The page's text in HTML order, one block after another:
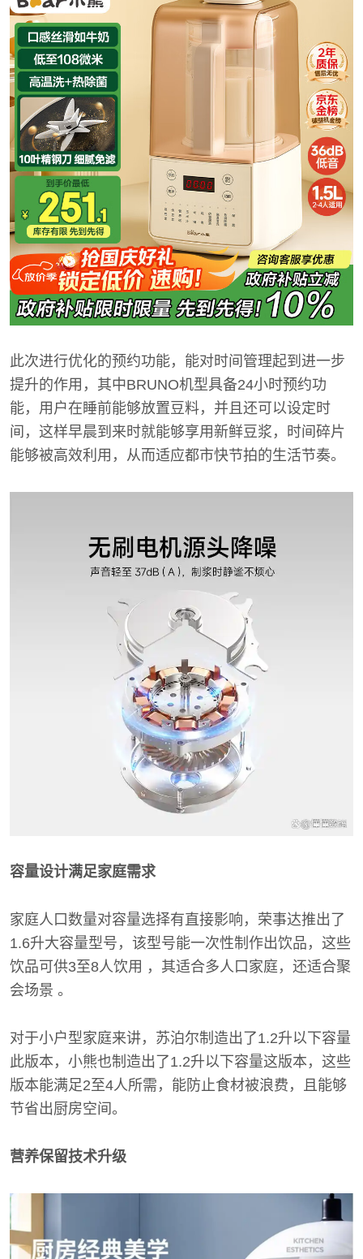
此次进行优化的预约功能，能对时间管理起到进一步
提升的作用，其中BRUNO机型具备24小时预约功
能，用户在睡前能够放置豆料，并且还可以设定时
间，这样早晨到来时就能够享用新鲜豆浆，时间碎片
能够被高效利用，从而适应都市快节拍的生活节奏。
容量设计满足家庭需求
家庭人口数量对容量选择有直接影响，荣事达推出了
1.6升大容量型号，该型号能一次性制作出饮品，这些
饮品可供3至8人饮用 ，其适合多人口家庭，还适合聚
会场景 。
对于小户型家庭来讲，苏泊尔制造出了1.2升以下容量
此版本，小熊也制造出了1.2升以下容量这版本，这些
版本能满足2至4人所需，能防止食材被浪费，且能够
节省出厨房空间。
营养保留技术升级